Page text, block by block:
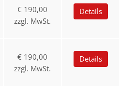
€ 190,00
zzgl. MwSt.
Details
€ 190,00
zzgl. MwSt.
Details